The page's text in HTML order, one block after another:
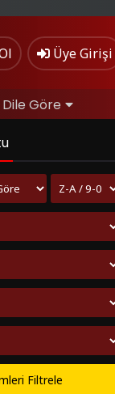
Üye Girişi
Dile Göre
Filtrele